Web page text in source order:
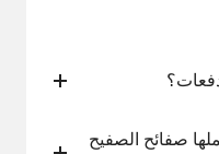
صفائح الصفيح